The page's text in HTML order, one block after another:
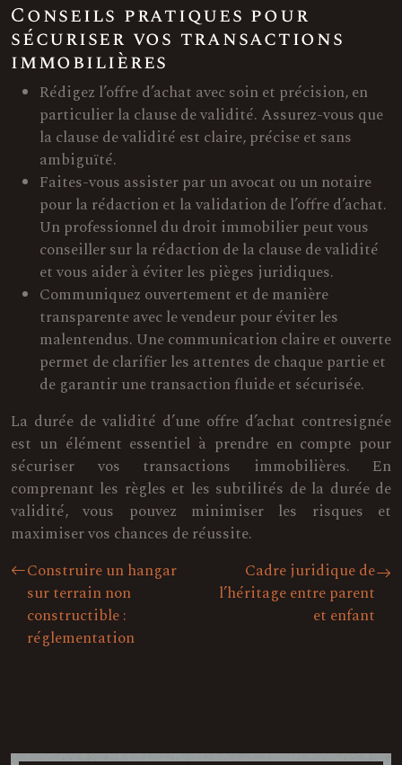
Conseils pratiques pour
sécuriser vos transactions
immobilières
Rédigez l’offre d’achat avec soin et précision, en
particulier la clause de validité. Assurez-vous que
la clause de validité est claire, précise et sans
ambiguïté.
Faites-vous assister par un avocat ou un notaire
pour la rédaction et la validation de l’offre d’achat.
Un professionnel du droit immobilier peut vous
conseiller sur la rédaction de la clause de validité
et vous aider à éviter les pièges juridiques.
Communiquez ouvertement et de manière
transparente avec le vendeur pour éviter les
malentendus. Une communication claire et ouverte
permet de clarifier les attentes de chaque partie et
de garantir une transaction fluide et sécurisée.
La durée de validité d’une offre d’achat contresignée
est un élément essentiel à prendre en compte pour
sécuriser vos transactions immobilières. En
comprenant les règles et les subtilités de la durée de
validité, vous pouvez minimiser les risques et
maximiser vos chances de réussite.
Construire un hangar
sur terrain non
constructible :
réglementation
Cadre juridique de
l’héritage entre parent
et enfant